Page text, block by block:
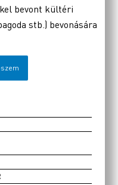
bevont kültéri
stb.) bevonására